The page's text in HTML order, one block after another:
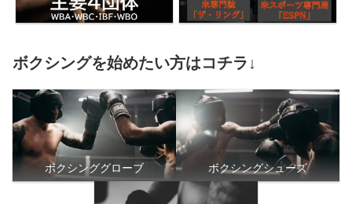
ボクシングを始めたい方はコチラ↓
ボクシンググローブ ボクシングシューズ